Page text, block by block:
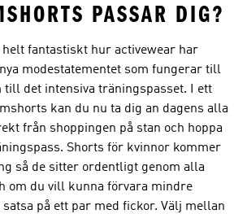
PASSAR DIG?
fantastiskt hur activewear har
modestatementet som fungerar till
till det intensiva träningspasset. I ett
kan du nu ta dig an dagens alla
från shoppingen på stan och hoppa
Shorts för kvinnor kommer
så de sitter ordentligt genom alla
om du vill kunna förvara mindre
på ett par med fickor. Välj mellan